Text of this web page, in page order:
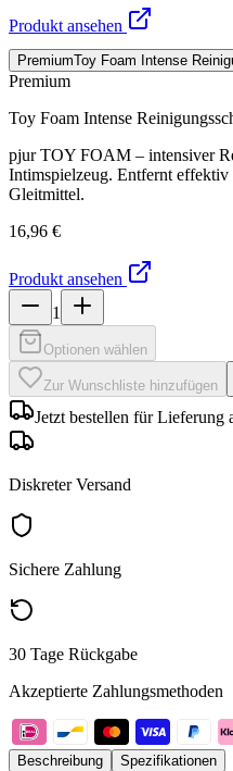
Produkt ansehen
PremiumToy Foam Intense
Premium
Toy Foam Intense
pjur TOY FOAM – intensiver
Intimspielzeug. Entfernt effektiv
Gleitmittel.
16,96 €
Produkt ansehen
1
Optionen wählen
Zur Wunschliste hinzufügen
Jetzt bestellen für Lieferung
Diskreter Versand
Sichere Zahlung
30 Tage Rückgabe
Akzeptierte Zahlungsmethoden
Beschreibung Spezifikationen